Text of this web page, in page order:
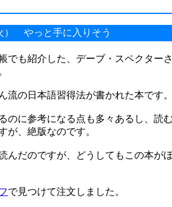
やっと手に入りそう
でも紹介した、デーブ・スペクター
流の日本語習得法が書かれた本です
のに参考になる点も多々あるし、読
が、絶版なのです。
んだのですが、どうしてもこの本が
で見つけて注文しました。